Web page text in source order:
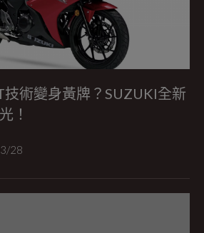
術變身黃牌？SUZUKI全新
！
28